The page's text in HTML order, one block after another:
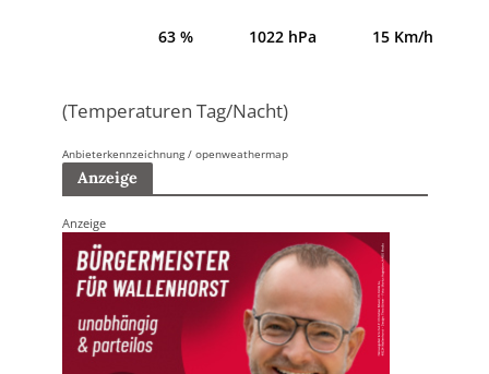
63 % 1022 hPa 15 Km/h
(Temperaturen Tag/Nacht)
Anbieterkennzeichnung / openweathermap
Anzeige
Anzeige